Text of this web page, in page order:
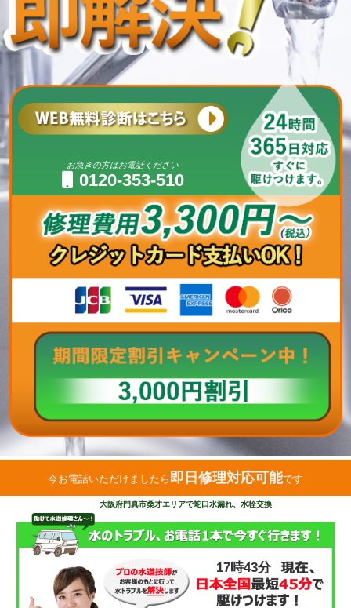
お急ぎの方はお電話ください
0120-353-510
今お電話いただけましたら 即日修理対応可能です
大阪府門真市桑才エリアで蛇口水漏れ、水栓交換
17時43分